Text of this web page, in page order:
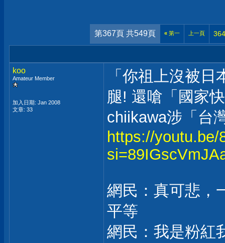
第367頁 共549頁 «第一 上一頁 364
koo
Amateur Member
加入日期: Jan 2008
文章: 33
「你祖上沒被
腿! 還嗆「國家
chiikawa涉「台
https://youtu.be/
網民：真可悲，
平等
網民：我是粉紅